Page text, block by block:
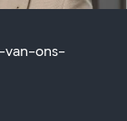
van-ons-